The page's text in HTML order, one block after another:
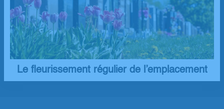
Le fleurissement régulier de l’emplacement